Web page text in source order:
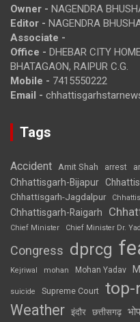
Owner - NAGENDRA
Editor - NAGENDRA
Associate -
Office - DHEBAR CITY
BHATAGAON, RAIPUR C.G.
Mobile - 7415550222
Email -
Tags
Accident Amit Shah arrest
Chhattisgarh-Bijapur
Chhattisgarh-Jagdalpur
Chhattisgarh-Raigarh
Chief Minister
Chief Minister Dr.
Congress dprcg
Kejriwal mohan Mohan Yadav
suicide Supreme Court top-
Weather इंदौर छत्तीसगढ़